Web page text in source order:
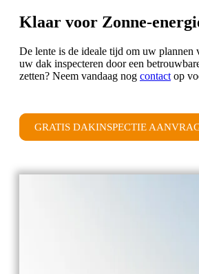
Klaar voor Zonne-
De lente is de ideale tijd om uw plannen
uw dak inspecteren door een
zetten? Neem vandaag nog contact op
GRATIS DAKINSPECTIE